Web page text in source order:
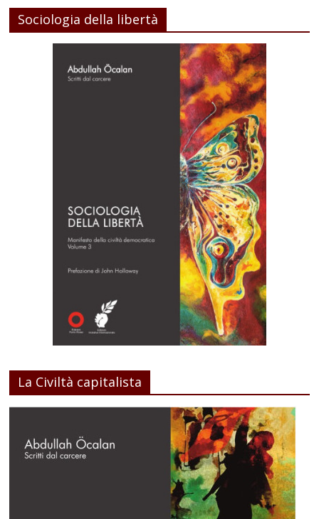
Sociologia della libertà
La Civiltà capitalista